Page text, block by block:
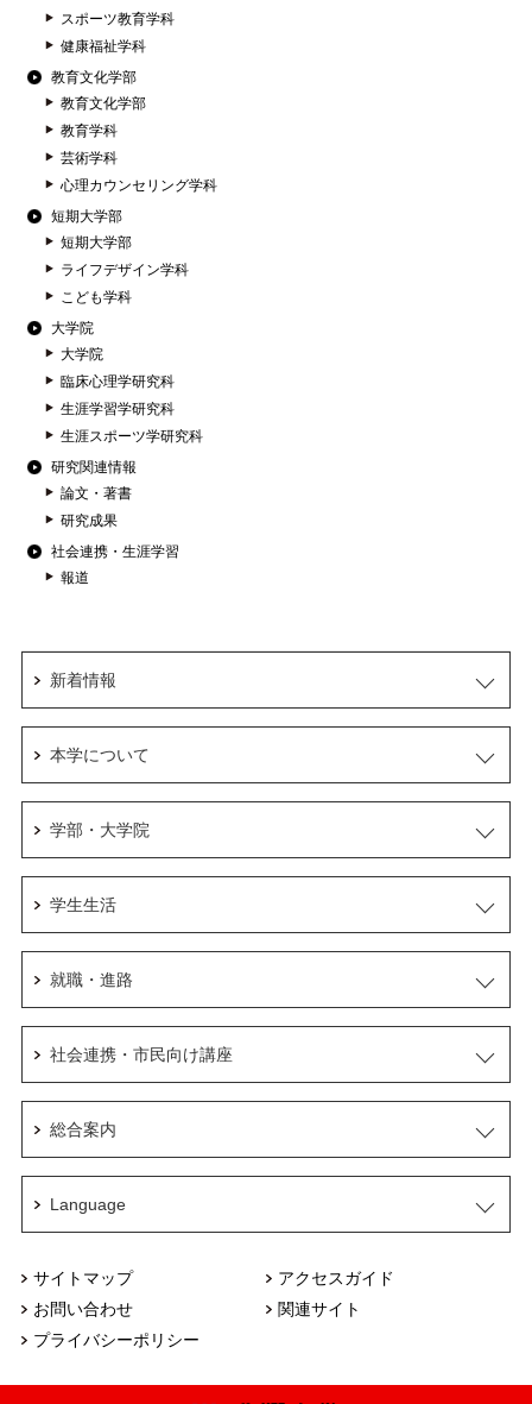
スポーツ教育学科
健康福祉学科
教育文化学部
教育文化学部
教育学科
芸術学科
心理カウンセリング学科
短期大学部
短期大学部
ライフデザイン学科
こども学科
大学院
大学院
臨床心理学研究科
生涯学習学研究科
生涯スポーツ学研究科
研究関連情報
論文・著書
研究成果
社会連携・生涯学習
報道
サイトマップ
アクセスガイド
お問い合わせ
関連サイト
プライバシーポリシー
新着情報
本学について
学部・大学院
学生生活
就職・進路
社会連携・市民向け講座
総合案内
Language